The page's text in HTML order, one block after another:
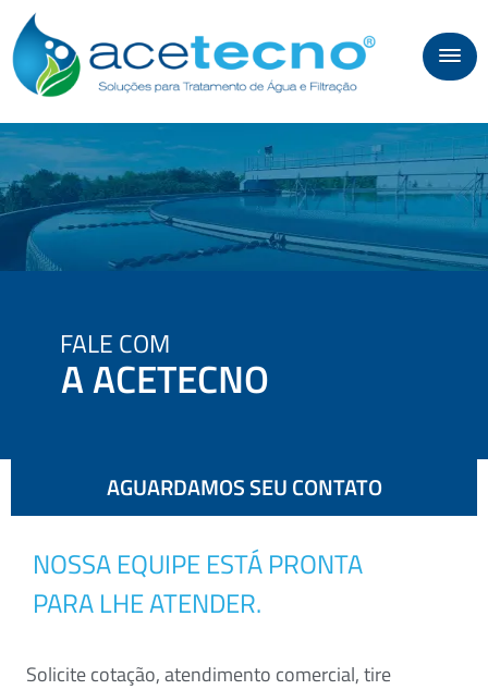
FALE COM
A ACETECNO
AGUARDAMOS SEU CONTATO
NOSSA EQUIPE ESTÁ PRONTA
PARA LHE ATENDER.
Solicite cotação, atendimento comercial, tire